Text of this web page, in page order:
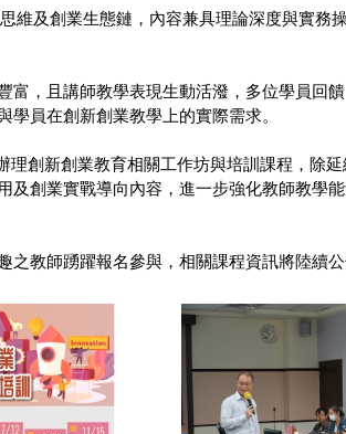
維及創業生態鏈，內容兼具理論深度與實務
，且講師教學表現生動活潑，多位學員回
學員在創新創業教學上的實際需求。
創新創業教育相關工作坊與培訓課程，除
創業實戰導向內容，進一步強化教師教學
教師踴躍報名參與，相關課程資訊將陸續